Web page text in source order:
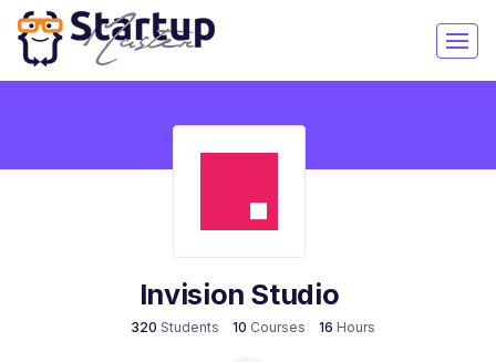
Invision Studio
320 Students 10 Courses 16 Hours